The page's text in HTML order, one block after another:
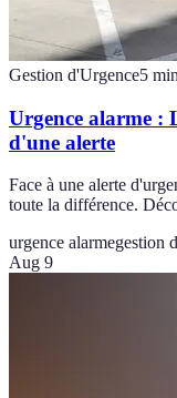
Gestion d'Urgence5 min
Urgence alarme :
d'une alerte
Face à une alerte
toute la différence.
urgence alarmegestion
Aug 9